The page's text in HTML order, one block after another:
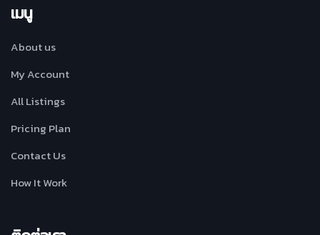
เมนู
About us
My Account
All Listings
Pricing Plan
Contact Us
How It Work